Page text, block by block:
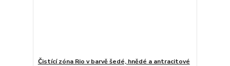
Čistící zóna Rio v barvě šedé, hnědé a antracitové